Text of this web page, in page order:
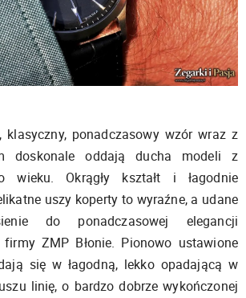
klasyczny, ponadczasowy wzór wraz z
doskonale oddają ducha modeli z
wieku. Okrągły kształt i łagodnie
uszy koperty to wyraźne, a udane
do ponadczasowej elegancji
ZMP Błonie. Pionowo ustawione
się w łagodną, lekko opadającą w
linię, o bardzo dobrze wykończonej